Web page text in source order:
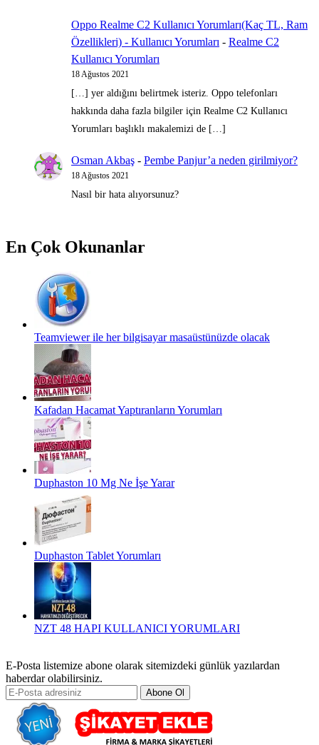
Oppo Realme C2 Kullanıcı Yorumları(Kaç TL, Ram
Özellikleri) - Kullanıcı Yorumları - Realme C2
Kullanıcı Yorumları
18 Ağustos 2021
[…] yer aldığını belirtmek isteriz. Oppo telefonları
hakkında daha fazla bilgiler için Realme C2 Kullanıcı
Yorumları başlıklı makalemizi de […]
Osman Akbaş - Pembe Panjur’a neden girilmiyor?
18 Ağustos 2021
Nasıl bir hata alıyorsunuz?
En Çok Okunanlar
Teamviewer ile her bilgisayar masaüstünüzde olacak
Kafadan Hacamat Yaptıranların Yorumları
Duphaston 10 Mg Ne İşe Yarar
Duphaston Tablet Yorumları
NZT 48 HAPI KULLANICI YORUMLARI
E-Posta listemize abone olarak sitemizdeki günlük yazılardan
haberdar olabilirsiniz.
Abone Ol